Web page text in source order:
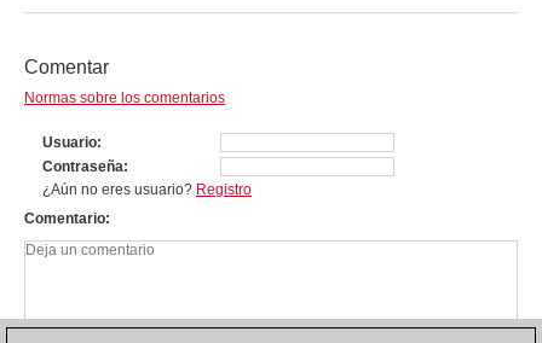
Comentar
Normas sobre los comentarios
Usuario
Contraseña
¿Aún no eres usuario? Registro
Comentario